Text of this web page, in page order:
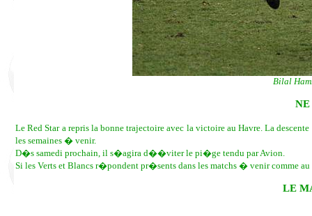
Bilal
Le Red Star a repris la bonne trajectoire avec la victoire au Havre. La
les semaines � venir.
D�s samedi prochain, il s�agira d��viter le pi�ge tendu par Avion.
Si les Verts et Blancs r�pondent pr�sents dans les matchs � venir comme
LE